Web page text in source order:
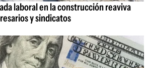
laboral en la construcción reaviva
y sindicatos